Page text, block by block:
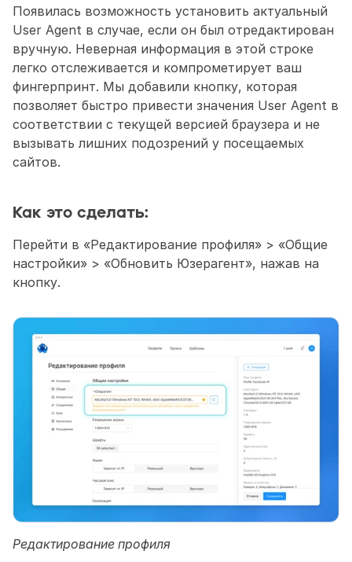
Появилась возможность установить актуальный
User Agent в случае, если он был отредактирован
вручную. Неверная информация в этой строке
легко отслеживается и компрометирует ваш
фингерпринт. Мы добавили кнопку, которая
позволяет быстро привести значения User Agent в
соответствии с текущей версией браузера и не
вызывать лишних подозрений у посещаемых
сайтов.
Как это сделать:
Перейти в «Редактирование профиля» > «Общие
настройки» > «Обновить Юзерагент», нажав на
кнопку.
Редактирование профиля